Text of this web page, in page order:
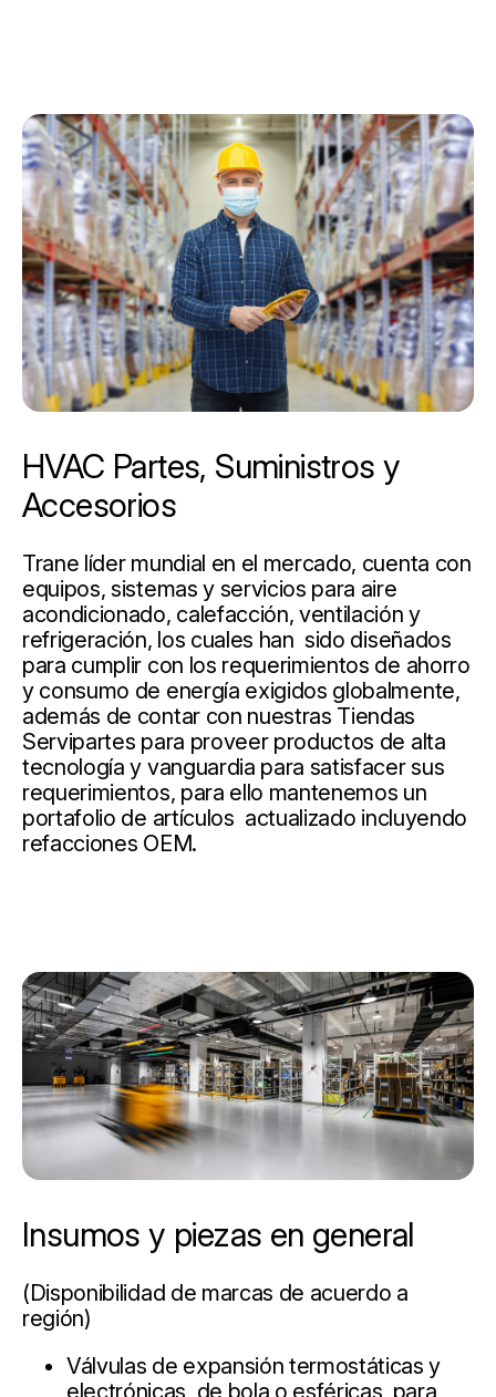
HVAC Partes, Suministros y
Accesorios
Trane líder mundial en el mercado, cuenta con
equipos, sistemas y servicios para aire
acondicionado, calefacción, ventilación y
refrigeración, los cuales han sido diseñados
para cumplir con los requerimientos de ahorro
y consumo de energía exigidos globalmente,
además de contar con nuestras Tiendas
Servipartes para proveer productos de alta
tecnología y vanguardia para satisfacer sus
requerimientos, para ello mantenemos un
portafolio de artículos actualizado incluyendo
refacciones OEM.
Insumos y piezas en general
(Disponibilidad de marcas de acuerdo a
región)
Válvulas de expansión termostáticas y
electrónicas, de bola o esféricas, para